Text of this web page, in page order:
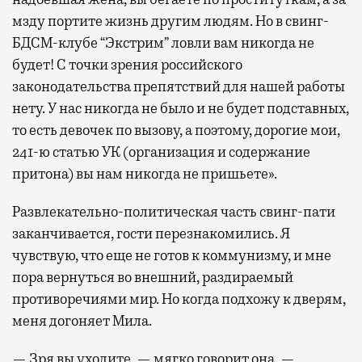
мзду портите жизнь другим людям. Но в свинг-
БДСМ-клубе “Экстрим” ловли вам никогда не
будет! С точки зрения российского
законодательства препятствий для нашей работы
нету. У нас никогда не было и не будет подставных,
то есть девочек по вызову, а поэтому, дорогие мои,
241-ю статью УК (организация и содержание
притона) вы нам никогда не пришьете».
Развлекательно-политическая часть свинг-пати
заканчивается, гости перезнакомились. Я
чувствую, что еще не готов к коммунизму, и мне
пора вернуться во внешний, раздираемый
противоречиями мир. Но когда подхожу к дверям,
меня догоняет Мила.